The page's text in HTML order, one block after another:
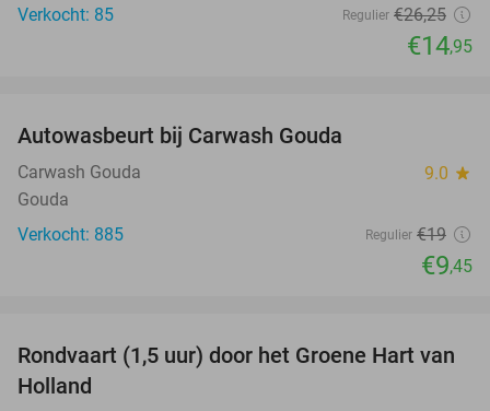
Verkocht: 85
Regulier €26,25
€14,95
Autowasbeurt bij Carwash Gouda
Carwash Gouda 9.0 star
Gouda
Verkocht: 885
Regulier €19
€9,45
45%
Rondvaart (1,5 uur) door het Groene Hart van
Holland